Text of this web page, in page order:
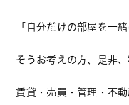
「自分だけの部屋を一
そうお考えの方、是非
賃貸・売買・管理・不動